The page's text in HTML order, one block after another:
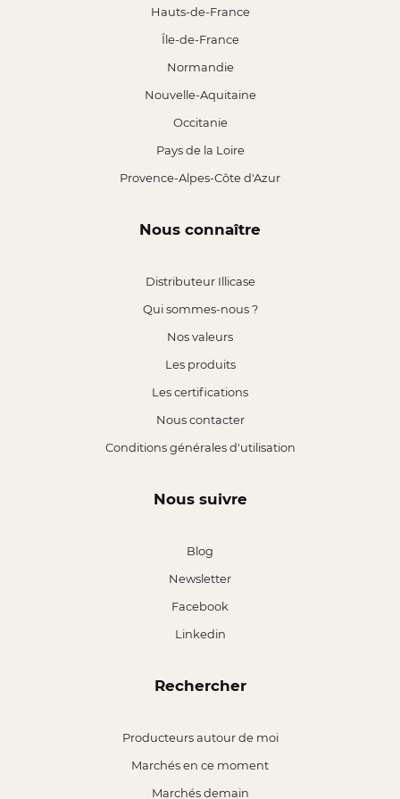
Hauts-de-France
Île-de-France
Normandie
Nouvelle-Aquitaine
Occitanie
Pays de la Loire
Provence-Alpes-Côte d'Azur
Nous connaître
Distributeur Illicase
Qui sommes-nous ?
Nos valeurs
Les produits
Les certifications
Nous contacter
Conditions générales d'utilisation
Nous suivre
Blog
Newsletter
Facebook
Linkedin
Rechercher
Producteurs autour de moi
Marchés en ce moment
Marchés demain